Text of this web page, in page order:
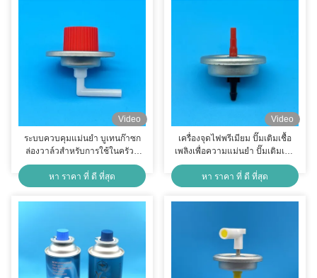
Video
ระบบควบคุมแม่นยํา บูเทนก๊าซก
ล่องวาล์วสําหรับการใช้ในครัวที่
ปลอดภัย
หา ราคา ที่ ดี ที่สุด
Video
เครื่องจุดไฟพรีเมียม ปั๊มเติมเชื้อ
เพลิงเพื่อความแม่นยํา ปั๊มเติมเชื้อ
เพลิง ปั๊มบูเทนประสิทธิภาพสูงที่มี
ความเข้ากันทั่วไป
หา ราคา ที่ ดี ที่สุด